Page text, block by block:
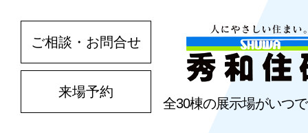
全30棟の展示場がいつ
ご相談・お問合せ
来場予約